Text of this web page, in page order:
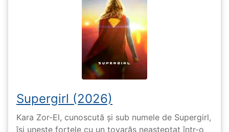
Supergirl (2026)
Kara Zor-El, cunoscută și sub numele de Supergirl,
își unește forțele cu un tovarăș neașteptat într-o